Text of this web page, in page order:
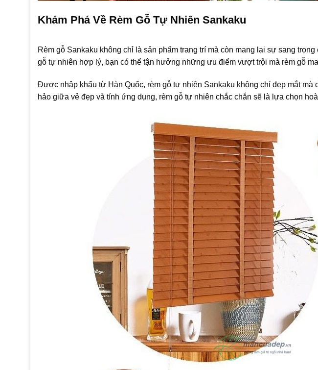
Khám Phá Về Rèm Gỗ Tự Nhiên Sankaku
Rèm gỗ Sankaku không chỉ là sản phẩm trang trí mà còn mang lại sự sang
gỗ tự nhiên hợp lý, bạn có thể tận hưởng những ưu điểm vượt trội mà rèm gỗ
Được nhập khẩu từ Hàn Quốc, rèm gỗ tự nhiên Sankaku không chỉ đẹp mắt
hảo giữa vẻ đẹp và tính ứng dụng, rèm gỗ tự nhiên chắc chắn sẽ là lựa chọn